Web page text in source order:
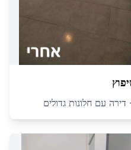
דירה עם חלונות גדולים